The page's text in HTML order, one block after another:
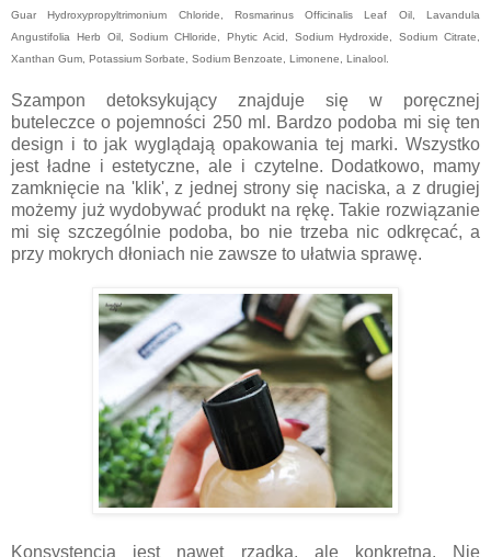
Guar Hydroxypropyltrimonium Chloride, Rosmarinus Officinalis Leaf Oil, Lavandula
Angustifolia Herb Oil, Sodium CHloride, Phytic Acid, Sodium Hydroxide, Sodium Citrate,
Xanthan Gum, Potassium Sorbate, Sodium Benzoate, Limonene, Linalool.
Szampon detoksykujący znajduje się w poręcznej
buteleczce o pojemności 250 ml. Bardzo podoba mi się ten
design i to jak wyglądają opakowania tej marki. Wszystko
jest ładne i estetyczne, ale i czytelne. Dodatkowo, mamy
zamknięcie na 'klik', z jednej strony się naciska, a z drugiej
możemy już wydobywać produkt na rękę. Takie rozwiązanie
mi się szczególnie podoba, bo nie trzeba nic odkręcać, a
przy mokrych dłoniach nie zawsze to ułatwia sprawę.
Konsystencja jest nawet rzadka, ale konkretna. Nie